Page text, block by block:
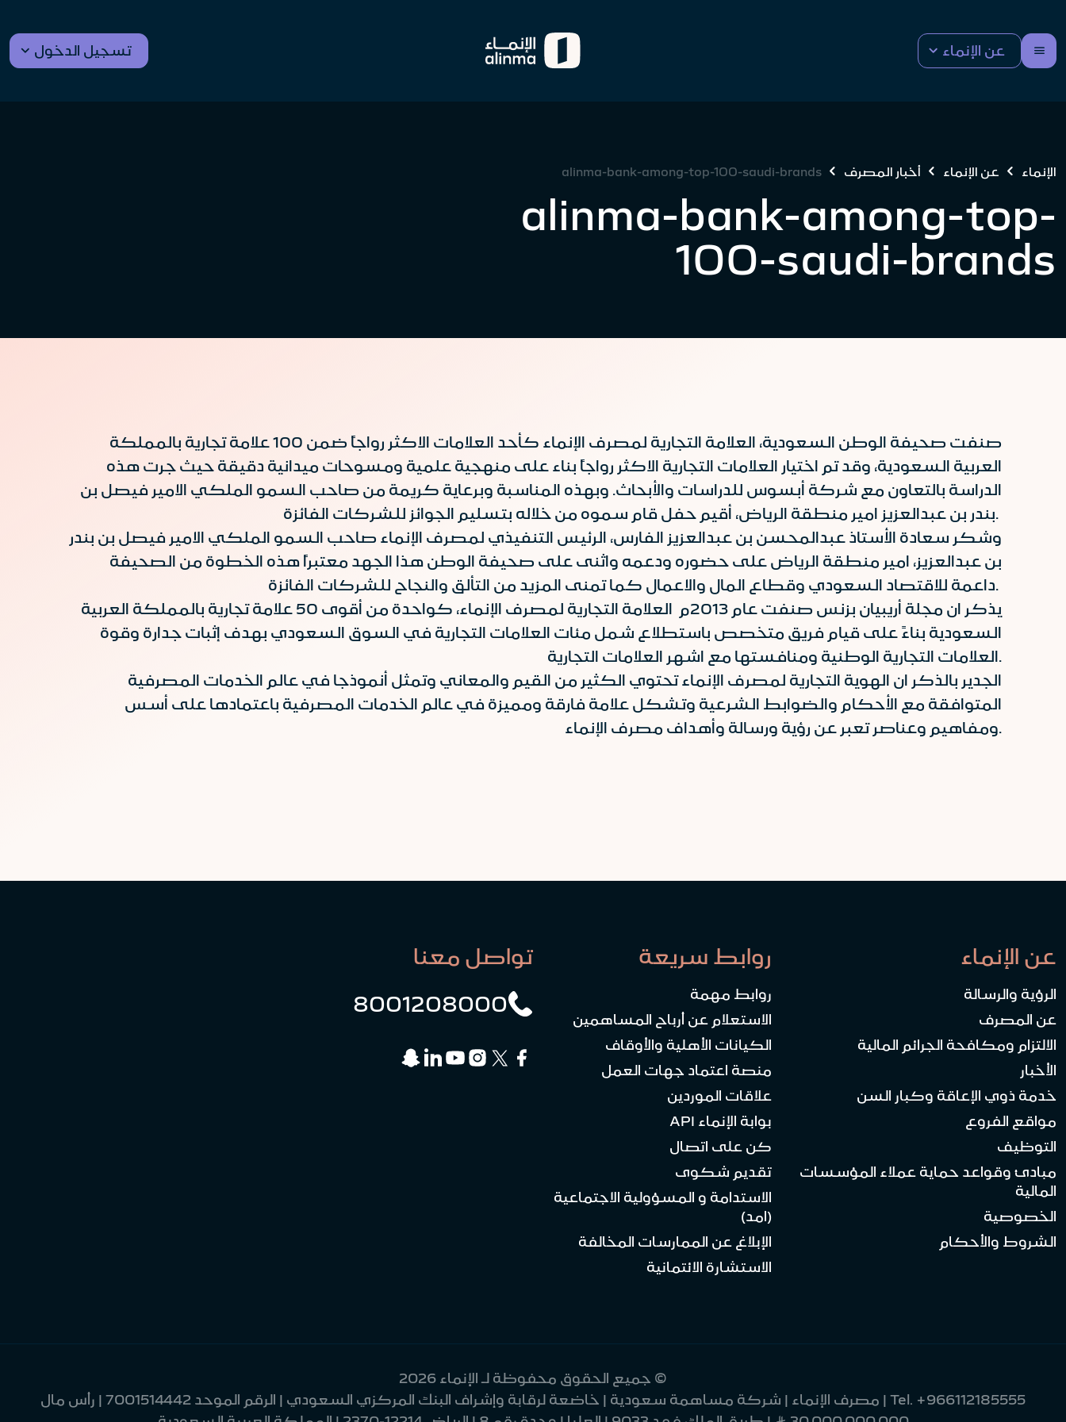
عن الإنماء تسجيل الدخول
الإنماء عن الإنماء أخبار المصرف alinma-bank-among-top-100-saudi-brands
alinma-bank-among-top-
100-saudi-brands
صنفت صحيفة الوطن السعودية، العلامة التجارية لمصرف الإنماء كأحد العلامات الاكثر رواجاً ضمن 100 علامة تجارية بالمملكة
العربية السعودية، وقد تم اختيار العلامات التجارية الاكثر رواجاً بناء على منهجية علمية ومسوحات ميدانية دقيقة حيث جرت هذه
الدراسة بالتعاون مع شركة أبسوس للدراسات والأبحاث. وبهذه المناسبة وبرعاية كريمة من صاحب السمو الملكي الامير فيصل بن
بندر بن عبدالعزيز امير منطقة الرياض، أقيم حفل قام سموه من خلاله بتسليم الجوائز للشركات الفائزة.
وشكر سعادة الأستاذ عبدالمحسن بن عبدالعزيز الفارس، الرئيس التنفيذي لمصرف الإنماء صاحب السمو الملكي الامير فيصل بن بندر
بن عبدالعزيز، امير منطقة الرياض على حضوره ودعمه واثنى على صحيفة الوطن هذا الجهد معتبراً هذه الخطوة من الصحيفة
داعمة للاقتصاد السعودي وقطاع المال والاعمال كما تمنى المزيد من التألق والنجاح للشركات الفائزة.
يذكر ان مجلة أريبيان بزنس صنفت عام 2013م العلامة التجارية لمصرف الإنماء، كواحدة من أقوى 50 علامة تجارية بالمملكة العربية
السعودية بناءً على قيام فريق متخصص باستطلاع شمل مئات العلامات التجارية في السوق السعودي بهدف إثبات جدارة وقوة
العلامات التجارية الوطنية ومنافستها مع اشهر العلامات التجارية.
الجدير بالذكر ان الهوية التجارية لمصرف الإنماء تحتوي الكثير من القيم والمعاني وتمثل أنموذجا في عالم الخدمات المصرفية
المتوافقة مع الأحكام والضوابط الشرعية وتشكل علامة فارقة ومميزة في عالم الخدمات المصرفية باعتمادها على أسس
ومفاهيم وعناصر تعبر عن رؤية ورسالة وأهداف مصرف الإنماء.
عن الإنماء
الرؤية والرسالة
عن المصرف
الالتزام ومكافحة الجرائم المالية
الأخبار
خدمة ذوي الإعاقة وكبار السن
مواقع الفروع
التوظيف
مبادئ وقواعد حماية عملاء المؤسسات
المالية
الخصوصية
الشروط والأحكام
روابط سريعة
روابط مهمة
الاستعلام عن أرباح المساهمين
الكيانات الأهلية والأوقاف
منصة اعتماد جهات العمل
علاقات الموردين
بوابة الإنماء API
كن على اتصال
تقديم شكوى
الاستدامة و المسؤولية الاجتماعية
(امد)
الإبلاغ عن الممارسات المخالفة
الاستشارة الائتمانية
تواصل معنا
8001208000
© جميع الحقوق محفوظة لـ الإنماء 2026
Tel. +966112185555
| مصرف الإنماء | شركة مساهمة سعودية | خاضعة لرقابة وإشراف البنك المركزي السعودي | الرقم الموحد 7001514442 | رأس مال